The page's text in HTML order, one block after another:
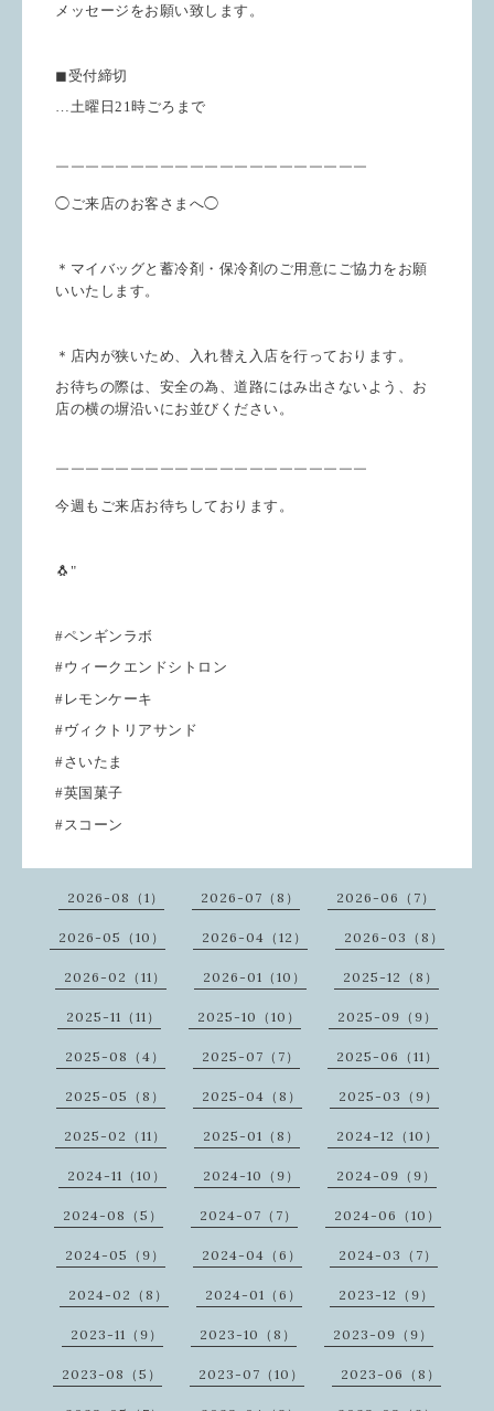
メッセージをお願い致します。
◼︎受付締切
…土曜日21時ごろまで
￣￣￣￣￣￣￣￣￣￣￣￣￣￣￣￣￣￣￣￣￣
◯ご来店のお客さまへ◯
＊マイバッグと蓄冷剤・保冷剤のご用意にご協力をお願
いいたします。
＊店内が狭いため、入れ替え入店を行っております。
お待ちの際は、安全の為、道路にはみ出さないよう、お
店の横の塀沿いにお並びください。
￣￣￣￣￣￣￣￣￣￣￣￣￣￣￣￣￣￣￣￣￣
今週もご来店お待ちしております。
🐧"
#ペンギンラボ
#ウィークエンドシトロン
#レモンケーキ
#ヴィクトリアサンド
#さいたま
#英国菓子
#スコーン
2026-08（1） 2026-07（8） 2026-06（7）
2026-05（10） 2026-04（12） 2026-03（8）
2026-02（11） 2026-01（10） 2025-12（8）
2025-11（11） 2025-10（10） 2025-09（9）
2025-08（4） 2025-07（7） 2025-06（11）
2025-05（8） 2025-04（8） 2025-03（9）
2025-02（11） 2025-01（8） 2024-12（10）
2024-11（10） 2024-10（9） 2024-09（9）
2024-08（5） 2024-07（7） 2024-06（10）
2024-05（9） 2024-04（6） 2024-03（7）
2024-02（8） 2024-01（6） 2023-12（9）
2023-11（9） 2023-10（8） 2023-09（9）
2023-08（5） 2023-07（10） 2023-06（8）